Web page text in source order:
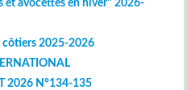
et avocettes en hiver" 2026-
côtiers 2025-2026
2026 N°134-135